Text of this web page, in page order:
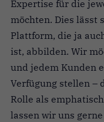
Expertise für die
möchten. Dies lässt
Plattform, die ja
ist, abbilden. Wir
und jedem Kunden
Verfügung stellen –
Rolle als
lassen wir uns